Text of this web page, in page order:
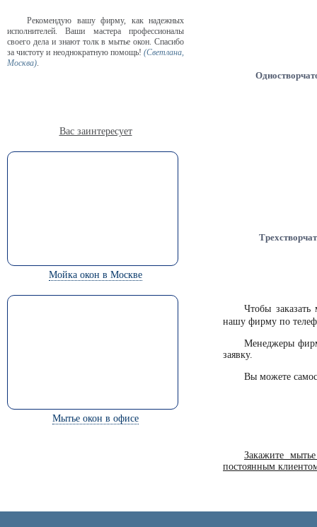
Чтобы
нашу фирму по
Менеджеры
заявку.
Вы можете
Закажите
постоянным
Рекомендую вашу фирму, как надежных
исполнителей. Ваши мастера профессионалы
своего дела и знают толк в мытье окон. Спасибо
за чистоту и неоднократную помощь! (Светлана,
Москва).
Вас заинтересует
Мойка окон в Москве
Мытье окон в офисе